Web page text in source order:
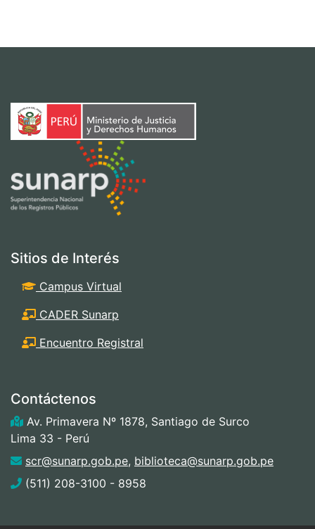
Sitios de Interés
Campus Virtual
CADER Sunarp
Encuentro Registral
Contáctenos
Av. Primavera Nº 1878, Santiago de Surco
Lima 33 - Perú
scr@sunarp.gob.pe, biblioteca@sunarp.gob.pe
(511) 208-3100 - 8958